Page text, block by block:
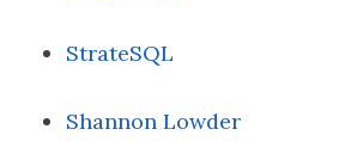
StrateSQL
Shannon Lowder